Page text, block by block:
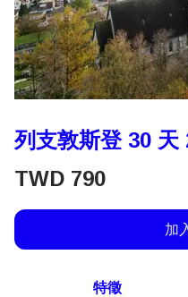
列支敦斯登 30 天
TWD 790
加
特徵